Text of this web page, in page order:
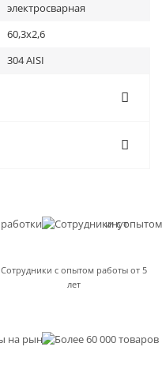
электросварная
60,3х2,6
304 AISI
Сотрудники с опытом работы от 5
лет